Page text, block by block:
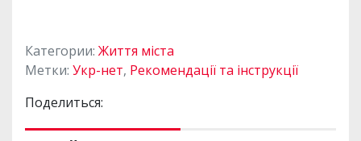
Категории: Життя міста
Метки: Укр-нет, Рекомендації та інструкції
Поделиться: